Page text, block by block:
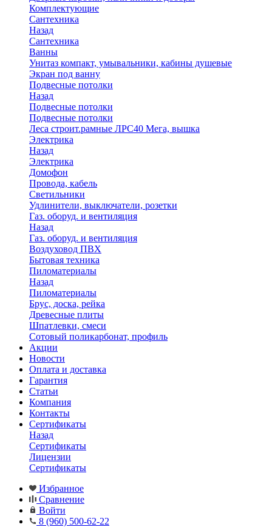
Комплектующие
Сантехника
Назад
Сантехника
Ванны
Унитаз компакт, умывальники, кабины душевые
Экран под ванну
Подвесные потолки
Назад
Подвесные потолки
Подвесные потолки
Леса строит.рамные ЛРС40 Мега, вышка
Электрика
Назад
Электрика
Домофон
Провода, кабель
Светильники
Удлинители, выключатели, розетки
Газ. оборуд. и вентиляция
Назад
Газ. оборуд. и вентиляция
Воздуховод ПВХ
Бытовая техника
Пиломатериалы
Назад
Пиломатериалы
Брус, доска, рейка
Древесные плиты
Шпатлевки, смеси
Сотовый поликарбонат, профиль
Акции
Новости
Оплата и доставка
Гарантия
Статьи
Компания
Контакты
Сертификаты
Назад
Сертификаты
Лицензии
Сертификаты
Избранное
Сравнение
Войти
8 (960) 500-62-22